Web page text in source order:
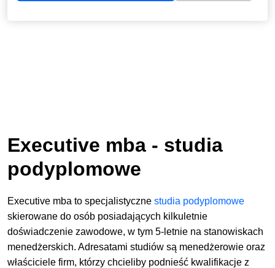
Executive mba - studia
podyplomowe
Executive mba to specjalistycznestudia podyplomowe
skierowane do osób posiadających kilkuletnie
doświadczenie zawodowe, w tym 5-letnie na stanowiskach
menedżerskich. Adresatami studiów są menedżerowie oraz
właściciele firm, którzy chcieliby podnieść kwalifikacje z